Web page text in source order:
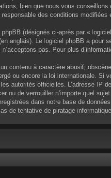
bien que nous vous
des conditions modifiées
(désignés ci-après par «
(en anglais). Le logiciel phpBB a pour
pas. Pour plus
contenu à caractère abusif,
ou encore la loi internationale.
autorités officielles. L’adresse IP
ou de verrouiller n’importe quel
dans notre base de
de tentative de piratage